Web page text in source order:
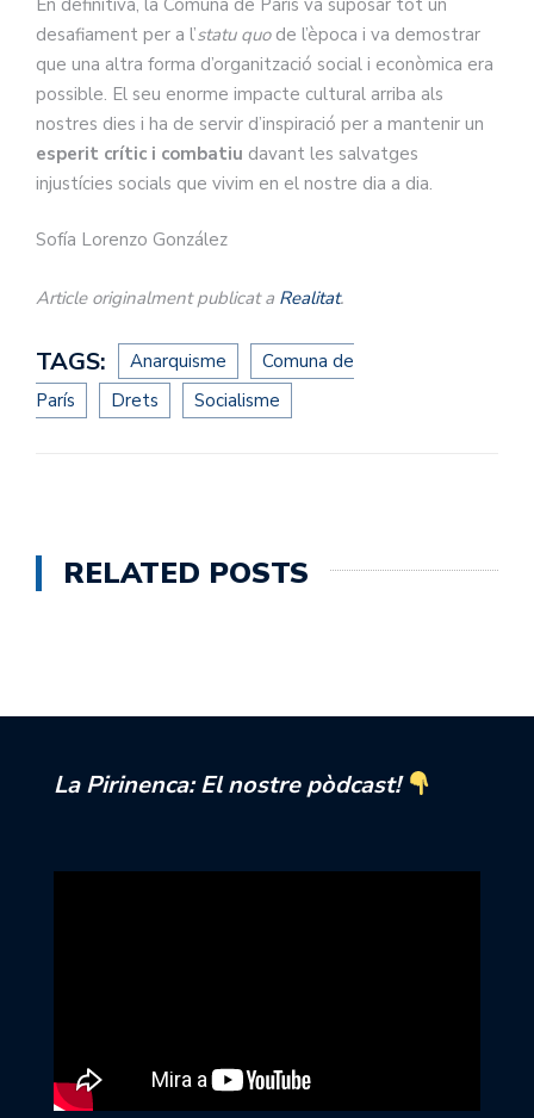
desafiament per a l’statu quode l’època i va demostrar
que una altra forma d’organització social i econòmica era
possible. El seu enorme impacte cultural arriba als
nostres dies i ha de servir d’inspiració per a mantenir un
esperit crític i combatiu davant les salvatges
injustícies socials que vivim en el nostre dia a dia.
Sofía Lorenzo González
Article originalment publicat a Realitat.
TAGS: Anarquisme
Comuna de
París
Drets Socialisme
RELATED POSTS
La Pirinenca: El nostre pòdcast!